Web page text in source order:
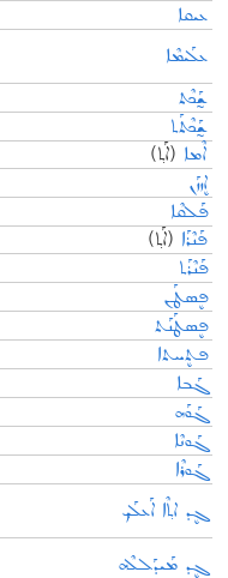
ܥܝܩܐ
ܥܠܰܝܡܶܐ
ܫ̰ܰܟܶܬ
ܫ̰ܰܟܶܬܰܬ
ܐܶܡܐ (ܐܰܬ݂)
ܐܷܙܙܰܢ
ܦܰܠܩܶܐ
ܦܰܢܶܪܰܐ (ܐܰܬ݂)
ܦܰܢܶܪܰܬ
ܦܷܣܛܰܢ
ܦܷܣܛܰܢܰܬ
ܦܬܷܚܬܐ
ܓܰܒܐ
ܓܰܘܰܗ
ܓܰܘܢܶܐ
ܓܰܘܪܶܐ
ܓܷܕ ܐܬ݂ܶܐ ܐܰܥܠܰܟ݂
ܓܷܕ ܡܰܝܕܰܠܠܶܗ